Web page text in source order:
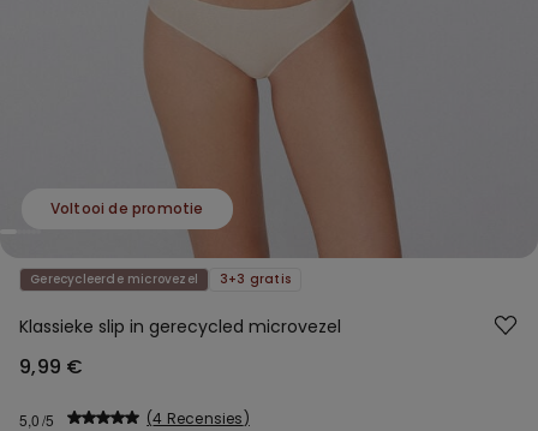
Voltooi de promotie
Gerecycleerde microvezel 3+3 gratis
Klassieke slip in gerecycled microvezel
9,99 €
5,0 4 Recensies